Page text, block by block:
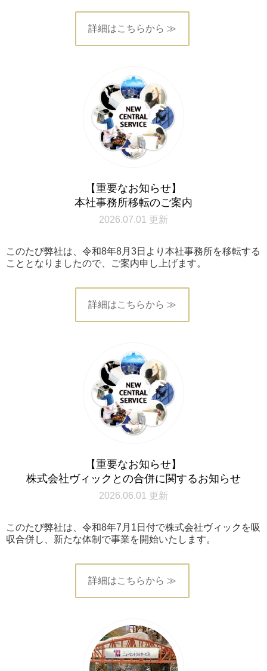
詳細はこちらから ≫
【重要なお知らせ】
本社事務所移転のご案内
2026.07.01 更新
このたび弊社は、令和8年8月3日より本社事務所を移転する
こととなりましたので、ご案内申し上げます。
詳細はこちらから ≫
【重要なお知らせ】
株式会社ヴィックとの合併に関するお知らせ
2026.06.01 更新
このたび弊社は、令和8年7月1日付で株式会社ヴィックを吸
収合併し、新たな体制で事業を開始いたします。
詳細はこちらから ≫